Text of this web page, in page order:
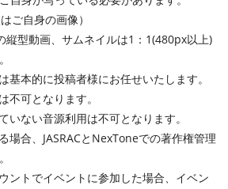
ご自身の画像）
縦型動画、サムネイルは1：1(480px以上)
基本的に投稿者様にお任せいたします。
不可となります。
いない音源利用は不可となります。
場合、JASRACとNexToneでの著作権管理
ントでイベントに参加した場合、イベン